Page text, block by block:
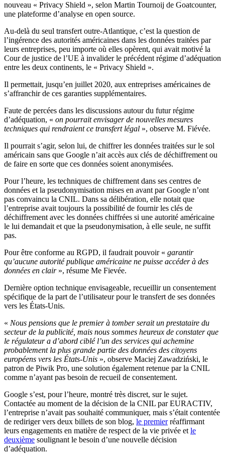
nouveau « Privacy Shield », selon Martin Tournoij de Goatcounter,
une plateforme d’analyse en open source.
Au-delà du seul transfert outre-Atlantique, c’est la question de
l’ingérence des autorités américaines dans les données traitées par
leurs entreprises, peu importe où elles opèrent, qui avait motivé la
Cour de justice de l’UE à invalider le précédent régime d’adéquation
entre les deux continents, le « Privacy Shield ».
Il permettait, jusqu’en juillet 2020, aux entreprises américaines de
s’affranchir de ces garanties supplémentaires.
Faute de percées dans les discussions autour du futur régime
d’adéquation, « on pourrait envisager de nouvelles mesures
techniques qui rendraient ce transfert légal », observe M. Fiévée.
Il pourrait s’agir, selon lui, de chiffrer les données traitées sur le sol
américain sans que Google n’ait accès aux clés de déchiffrement ou
de faire en sorte que ces données soient anonymisées.
Pour l’heure, les techniques de chiffrement dans ses centres de
données et la pseudonymisation mises en avant par Google n’ont
pas convaincu la CNIL. Dans sa délibération, elle notait que
l’entreprise avait toujours la possibilité de fournir les clés de
déchiffrement avec les données chiffrées si une autorité américaine
le lui demandait et que la pseudonymisation, à elle seule, ne suffit
pas.
Pour être conforme au RGPD, il faudrait pouvoir « garantir
qu’aucune autorité publique américaine ne puisse accéder à des
données en clair», résume Me Fievée.
Dernière option technique envisageable, recueillir un consentement
spécifique de la part de l’utilisateur pour le transfert de ses données
vers les États-Unis.
« Nous pensions que le premier à tomber serait un prestataire du
secteur de la publicité, mais nous sommes heureux de constater que
le régulateur a d’abord ciblé l’un des services qui achemine
probablement la plus grande partie des données des citoyens
européens vers les États-Unis », observe Maciej Zawadziński, le
patron de Piwik Pro, une solution également retenue par la CNIL
comme n’ayant pas besoin de recueil de consentement.
Google s’est, pour l’heure, montré très discret, sur le sujet.
Contactée au moment de la décision de la CNIL par EURACTIV,
l’entreprise n’avait pas souhaité communiquer, mais s’était contentée
de rediriger vers deux billets de son blog, le premierréaffirmant
leurs engagements en matière de respect de la vie privée et le
deuxième soulignant le besoin d’une nouvelle décision
d’adéquation.